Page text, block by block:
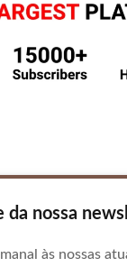
da nossa
às nossas